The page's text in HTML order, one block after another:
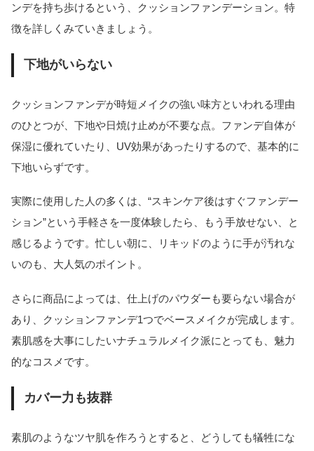
ンデを持ち歩けるという、クッションファンデーション。特
徴を詳しくみていきましょう。
下地がいらない
クッションファンデが時短メイクの強い味方といわれる理由
のひとつが、下地や日焼け止めが不要な点。ファンデ自体が
保湿に優れていたり、UV効果があったりするので、基本的に
下地いらずです。
実際に使用した人の多くは、“スキンケア後はすぐファンデー
ション”という手軽さを一度体験したら、もう手放せない、と
感じるようです。忙しい朝に、リキッドのように手が汚れな
いのも、大人気のポイント。
さらに商品によっては、仕上げのパウダーも要らない場合が
あり、クッションファンデ1つでベースメイクが完成します。
素肌感を大事にしたいナチュラルメイク派にとっても、魅力
的なコスメです。
カバー力も抜群
素肌のようなツヤ肌を作ろうとすると、どうしても犠牲にな